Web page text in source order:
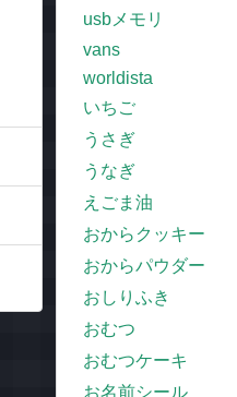
usbメモリ
vans
worldista
いちご
うさぎ
うなぎ
えごま油
おからクッキー
おからパウダー
おしりふき
おむつ
おむつケーキ
お名前シール